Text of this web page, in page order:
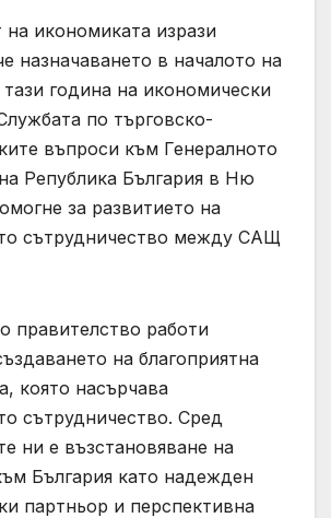
икономиката изрази
назначаването в началото на
година на икономически
по търговско-
въпроси към Генералното
Република България в Ню
за развитието на
сътрудничество между САЩ
правителство работи
на благоприятна
която насърчава
сътрудничество. Сред
ни е възстановяване на
България като надежден
партньор и перспективна